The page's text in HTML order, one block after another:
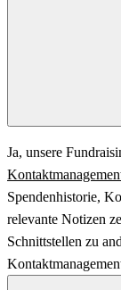
Ja, unsere
Spendenhistorie,
relevante Notizen
Schnittstellen zu